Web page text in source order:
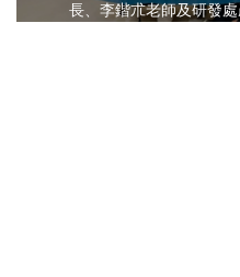
長、李鍇朮老師及研發